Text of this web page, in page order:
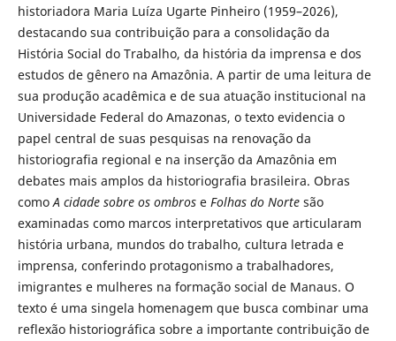
historiadora Maria Luíza Ugarte Pinheiro (1959–2026),
destacando sua contribuição para a consolidação da
História Social do Trabalho, da história da imprensa e dos
estudos de gênero na Amazônia. A partir de uma leitura de
sua produção acadêmica e de sua atuação institucional na
Universidade Federal do Amazonas, o texto evidencia o
papel central de suas pesquisas na renovação da
historiografia regional e na inserção da Amazônia em
debates mais amplos da historiografia brasileira. Obras
comoA cidade sobre os ombrose Folhas do Nortesão
examinadas como marcos interpretativos que articularam
história urbana, mundos do trabalho, cultura letrada e
imprensa, conferindo protagonismo a trabalhadores,
imigrantes e mulheres na formação social de Manaus. O
texto é uma singela homenagem que busca combinar uma
reflexão historiográfica sobre a importante contribuição de